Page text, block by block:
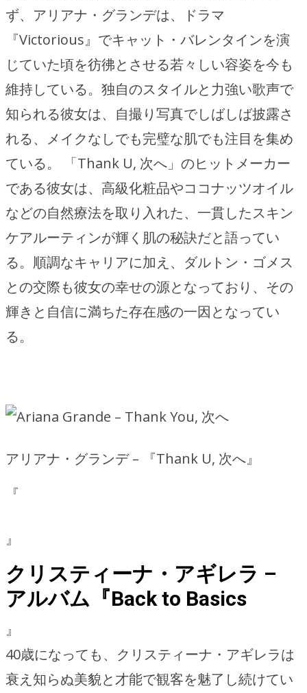
ず、アリアナ・グランデは、ドラマ
『Victorious』でキャット・バレンタインを演
じていた頃を彷彿とさせる若々しい容姿を今も
維持している。独自のスタイルと力強い歌声で
知られる彼女は、自撮り写真でしばしば披露さ
れる、メイクなしでも完璧な肌でも注目を集め
ている。 「Thank U, 次へ」のヒットメーカー
である彼女は、高級化粧品やココナッツオイル
などの自然療法を取り入れた、一貫したスキン
ケアルーティンが輝く肌の秘訣だと語ってい
る。順調なキャリアに加え、ダルトン・ゴメス
との交際も彼女の幸せの源となっており、その
輝きと自信に満ちた存在感の一因となってい
る。
アリアナ・グランデ – 『Thank U, 次へ』
『
』
クリスティーナ・アギレラ –
アルバム『Back to Basics
』
40歳になっても、クリスティーナ・アギレラは
衰え知らぬ美貌と才能で観客を魅了し続けてい